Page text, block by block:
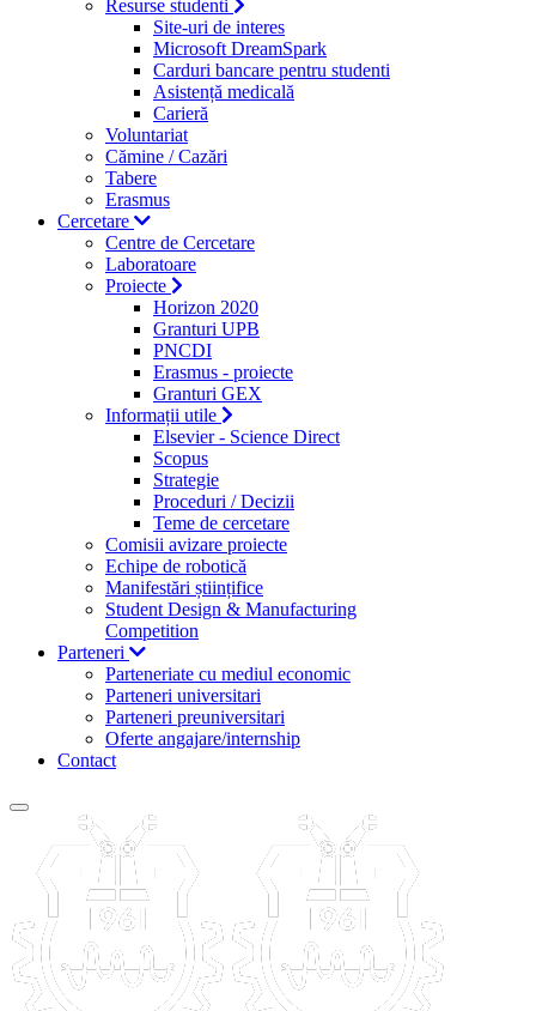
Resurse studenti
Site-uri de interes
Microsoft DreamSpark
Carduri bancare pentru studenti
Asistență medicală
Carieră
Voluntariat
Cămine / Cazări
Tabere
Erasmus
Cercetare
Centre de Cercetare
Laboratoare
Proiecte
Horizon 2020
Granturi UPB
PNCDI
Erasmus - proiecte
Granturi GEX
Informații utile
Elsevier - Science Direct
Scopus
Strategie
Proceduri / Decizii
Teme de cercetare
Comisii avizare proiecte
Echipe de robotică
Manifestări științifice
Student Design & Manufacturing
Competition
Parteneri
Parteneriate cu mediul economic
Parteneri universitari
Parteneri preuniversitari
Oferte angajare/internship
Contact